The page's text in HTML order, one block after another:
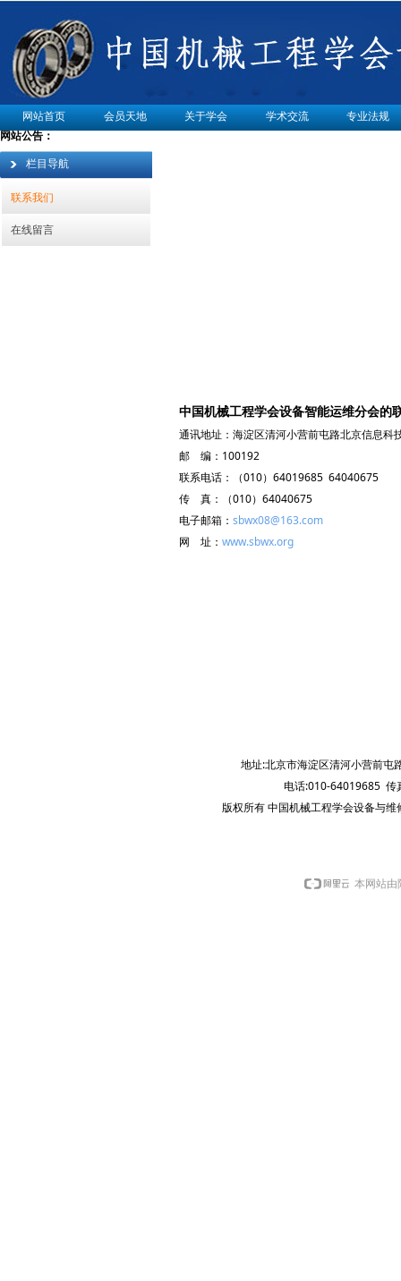
网站公告：
网站首页 会员天地 关于学会 学术交流 专业法规
栏目导航
中国机械工程学会设备智能运维分会的
通讯地址：海淀区清河小营前屯路北京信息科
邮 编：100192
联系电话：（010）64019685 64040675
传 真：（010）64040675
电子邮箱： sbwx08@163.com
网 址： www.sbwx.org
联系我们
在线留言
地址:北京市海淀区清河小营前
电话:010-64019685
版权所有 中国机械工程学会设备与
本网站由